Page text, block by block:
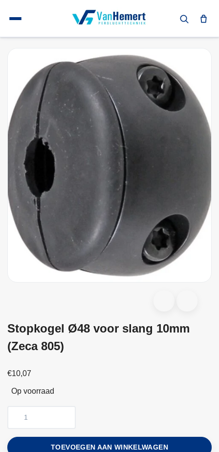
Terug naar home
Toebehoren
Stopkogel Ø48 voor slang 10mm
(Zeca 805)
€10,07
Op voorraad
TOEVOEGEN AAN WINKELWAGEN